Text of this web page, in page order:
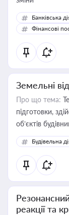
Банківська
Фінансові
Земельні
Про що тема:
підготовки,
об’єктів
Будівельна
реакції та